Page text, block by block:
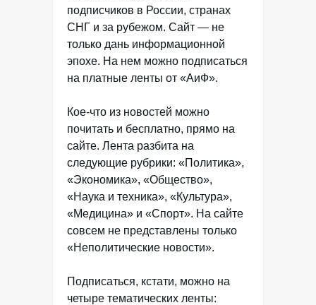
подписчиков в России, странах
СНГ и за рубежом. Сайт — не
только дань информационной
эпохе. На нем можно подписаться
на платные ленты от «АиФ».
Кое-что из новостей можно
почитать и бесплатно, прямо на
сайте. Лента разбита на
следующие рубрики: «Политика»,
«Экономика», «Общество»,
«Наука и техника», «Культура»,
«Медицина» и «Спорт». На сайте
совсем не представлены только
«Неполитические новости».
Подписаться, кстати, можно на
четыре тематических ленты: